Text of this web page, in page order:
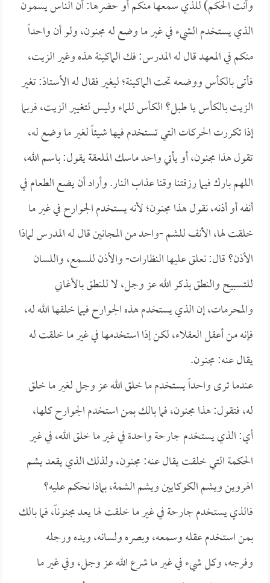
وأنت الحكم) للذي سمعها منكم أو حضرها: أن الناس يسمون
الذي يستخدم الشيء في غير ما وضع له مجنون، ولو أن واحداً
منكم في المعهد قال له المدرس: فك الماكينة هذه وغير الزيت،
فأتى بالكأس ووضعه تحت الماكينة؛ ليغير فقال له الأستاذ: تغير
الزيت بالكأس يا طبل؟ الكأس للماء وليس لتغيير الزيت، فربما
إذا تكررت الحركات التي تستخدم فيها شيئاً لغير ما وضع له،
تقول هذا مجنون، أو يأتي واحد ماسك الملعقة يقول: باسم الله،
اللهم بارك فيما رزقتنا وقنا عذاب النار. وأراد أن يضع الطعام في
أنفه أو أذنه، نقول هذا مجنون؛ لأنه يستخدم الجوارح في غير ما
خلقت لها، الأنف للشم -واحد من المجانين قال له المدرس لماذا
الأذن؟ قال: نعلق عليها النظارات- والأذن للسمع، واللسان
للتسبيح والنطق بذكر الله عز وجل، لا للنطق بالأغاني
والمحرمات، إن الذي يستخدم هذه الجوارح فيما خلقها الله له،
فإنه من أعقل العقلاء، لكن إذا استخدمها في غير ما خلقت له
يقال عنه: مجنون.
عندما ترى واحداً يستخدم ما خلق الله عز وجل لغير ما خلق
له، فتقول: هذا مجنون، فما بالك بمن استخدم الجوارح كلها،
أي: الذي يستخدم جارحة واحدة في غير ما خلق الله، في غير
الحكمة التي خلقت يقال عنه: مجنون، ولذلك الذي يقعد يشم
الهروين ويشم الكوكايين ويشم الشمة، بماذا نحكم عليه؟
فالذي يستخدم جارحة في غير ما خلقت لها يعد مجنوناً، فما بالك
بمن استخدم عقله وسمعه، وبصره ولسانه، ويده ورجله
وفرجه، وكل شيء في غير ما شرع الله عز وجل، وفي غير ما